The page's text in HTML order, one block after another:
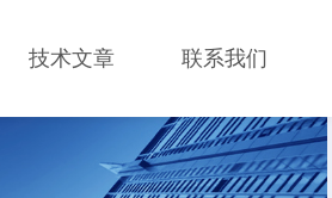
技术文章 联系我们